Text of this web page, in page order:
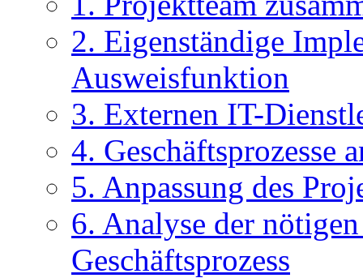
2. Eigenständige
Ausweisfunktion
3. Externen IT-
4. Geschäftsprozesse
5. Anpassung des
6. Analyse der
Geschäftsprozess